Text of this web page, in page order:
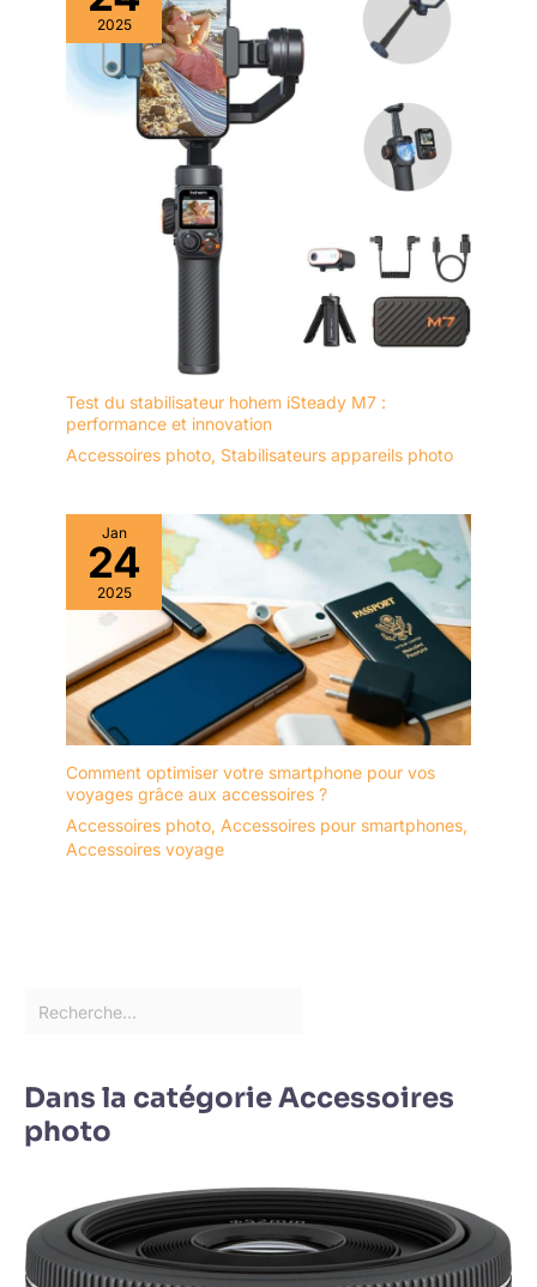
2025
Test du stabilisateur hohem iSteady M7 :
performance et innovation
Accessoires photo, Stabilisateurs appareils photo
Jan
24
2025
Comment optimiser votre smartphone pour vos
voyages grâce aux accessoires ?
Accessoires photo, Accessoires pour smartphones,
Accessoires voyage
Dans la catégorie Accessoires
photo